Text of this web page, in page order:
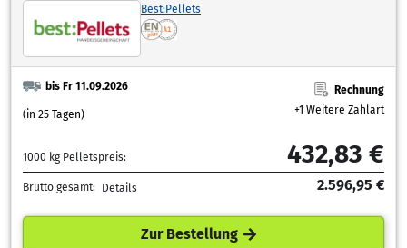
Best:Pellets
bis Fr 11.09.2026
(in 25 Tagen)
Rechnung
+1 Weitere Zahlart
1000 kg Pelletspreis: 432,83 €
Brutto gesamt: Details 2.596,95 €
Zur Bestellung